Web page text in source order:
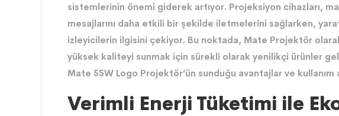
sistemlerinin önemi giderek artıyor. Projeksiyon cihazları,
mesajlarını daha etkili bir şekilde iletmelerini sağlarken,
izleyicilerin ilgisini çekiyor. Bu noktada, Mate Projektör olarak
yüksek kaliteyi sunmak için sürekli olarak yenilikçi ürünler
Mate 55W Logo Projektör’ün sunduğu avantajlar ve kullanım
Verimli Enerji Tüketimi ile